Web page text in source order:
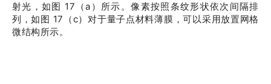
射光，如图 17（a）所示。像素按照条纹形状依次间隔排
列，如图 17（c）对于量子点材料薄膜，可以采用放置网格
微结构所示。